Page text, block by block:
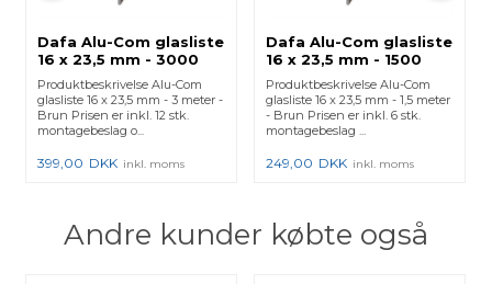
Dafa Alu-Com glasliste
16 x 23,5 mm - 3000
mm - Brun RAL 8016
Produktbeskrivelse Alu-Com
glasliste 16 x 23,5 mm - 3 meter -
Brun Prisen er inkl. 12 stk.
montagebeslag o...
399,00 DKK inkl. moms
Dafa Alu-Com glasliste
16 x 23,5 mm - 1500
mm - Brun RAL 8016
Produktbeskrivelse Alu-Com
glasliste 16 x 23,5 mm - 1,5 meter
- Brun Prisen er inkl. 6 stk.
montagebeslag ...
249,00 DKK inkl. moms
Andre kunder købte også